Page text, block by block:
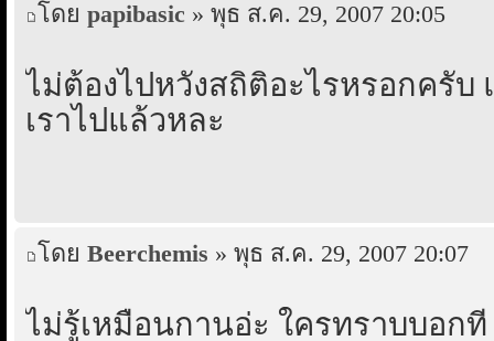
โดย papibasic » พุธ ส.ค. 29, 2007 20:05
ไม่ต้องไปหวังสถิติอะไรหรอกครับ
เราไปแล้วหละ
โดย Beerchemis » พุธ ส.ค. 29, 2007 20:07
ไม่รู้เหมือนกานอ่ะ ใครทราบบอกที